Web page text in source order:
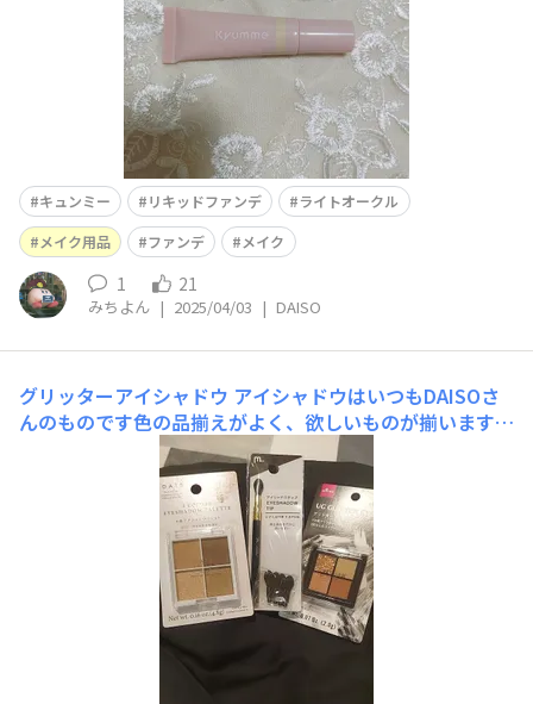
キュンミー リキッドファンデ
ライトオークル
メイク用品
ファンデ メイク
1 21
みちよん | 2025/04/03 | DAISO
グリッターアイシャドウ アイシャドウはいつもDAISOさ
んのものです色の品揃えがよく、欲しいものが揃います今
回はグリッターがあるシャドウを(^_^)シャドウチップが
交換できるシャドウブラシも購入しました